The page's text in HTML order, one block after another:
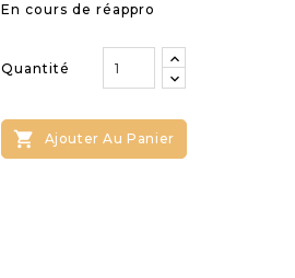
En cours de réappro
Quantité
 Ajouter Au Panier